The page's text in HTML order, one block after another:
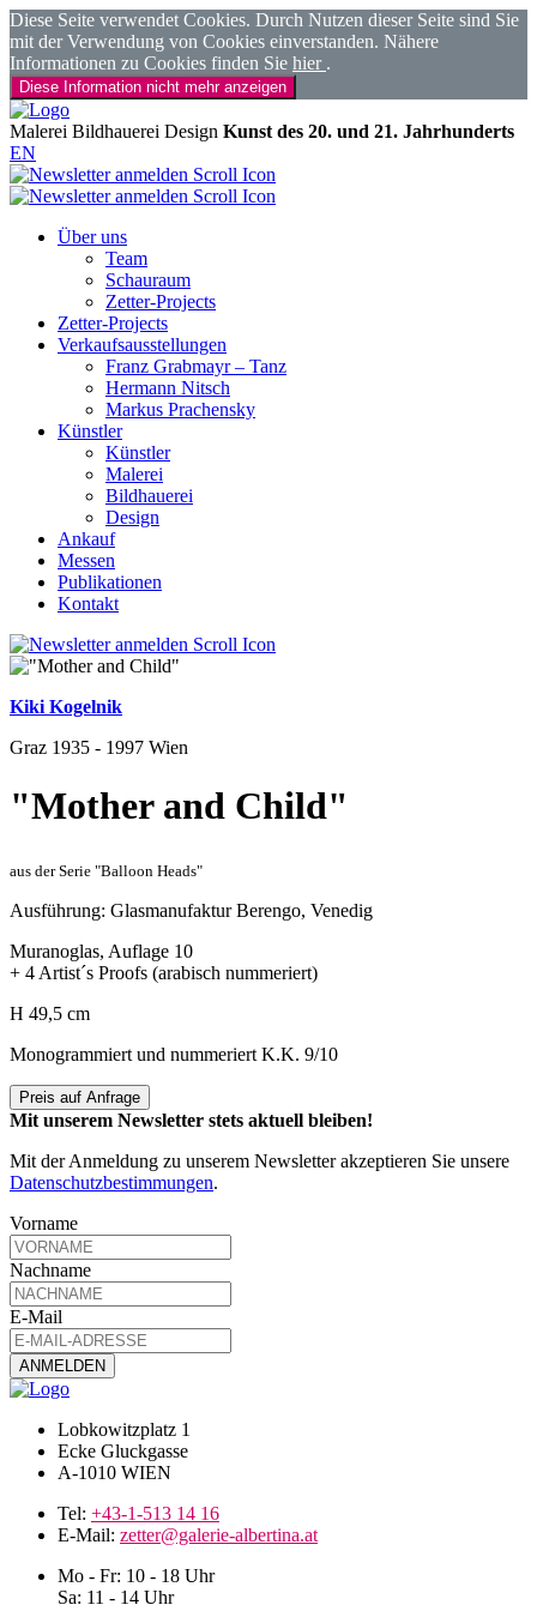
Diese Seite verwendet Cookies. Durch Nutzen dieser Seite sind Sie
mit der Verwendung von Cookies einverstanden. Nähere
Informationen zu Cookies finden Sie hier .
Diese Information nicht mehr anzeigen
Malerei Bildhauerei Design Kunst des 20. und 21. Jahrhunderts
EN
Über uns
Team
Schauraum
Zetter-Projects
Zetter-Projects
Verkaufsausstellungen
Franz Grabmayr – Tanz
Hermann Nitsch
Markus Prachensky
Künstler
Künstler
Malerei
Bildhauerei
Design
Ankauf
Messen
Publikationen
Kontakt
Kiki Kogelnik
Graz 1935 - 1997 Wien
"Mother and Child"
aus der Serie "Balloon Heads"
Ausführung: Glasmanufaktur Berengo, Venedig
Muranoglas, Auflage 10
+ 4 Artist´s Proofs (arabisch nummeriert)
H 49,5 cm
Monogrammiert und nummeriert K.K. 9/10
Preis auf Anfrage
Mit unserem Newsletter stets aktuell bleiben!
Mit der Anmeldung zu unserem Newsletter akzeptieren Sie unsere
Datenschutzbestimmungen.
Vorname
Nachname
E-Mail
Lobkowitzplatz 1
Ecke Gluckgasse
A-1010 WIEN
Tel: +43-1-513 14 16
E-Mail: zetter@galerie-albertina.at
Mo - Fr: 10 - 18 Uhr
Sa: 11 - 14 Uhr